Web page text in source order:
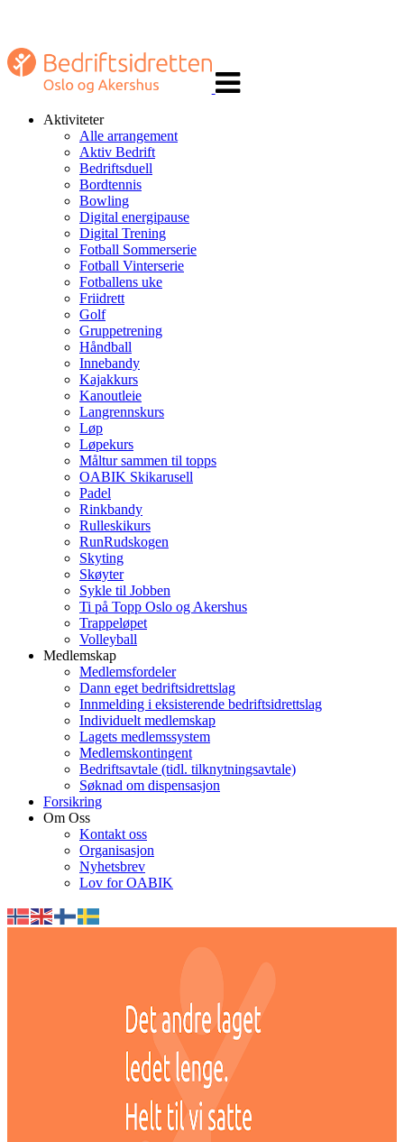
navigasjon
Aktiviteter
Alle arrangement
Aktiv Bedrift
Bedriftsduell
Bordtennis
Bowling
Digital energipause
Digital Trening
Fotball Sommerserie
Fotball Vinterserie
Fotballens uke
Friidrett
Golf
Gruppetrening
Håndball
Innebandy
Kajakkurs
Kanoutleie
Langrennskurs
Løp
Løpekurs
Måltur sammen til topps
OABIK Skikarusell
Padel
Rinkbandy
Rulleskikurs
RunRudskogen
Skyting
Skøyter
Sykle til Jobben
Ti på Topp Oslo og Akershus
Trappeløpet
Volleyball
Medlemskap
Medlemsfordeler
Dann eget bedriftsidrettslag
Innmelding i eksisterende bedriftsidrettslag
Individuelt medlemskap
Lagets medlemssystem
Medlemskontingent
Bedriftsavtale (tidl. tilknytningsavtale)
Søknad om dispensasjon
Forsikring
Om Oss
Kontakt oss
Organisasjon
Nyhetsbrev
Lov for OABIK